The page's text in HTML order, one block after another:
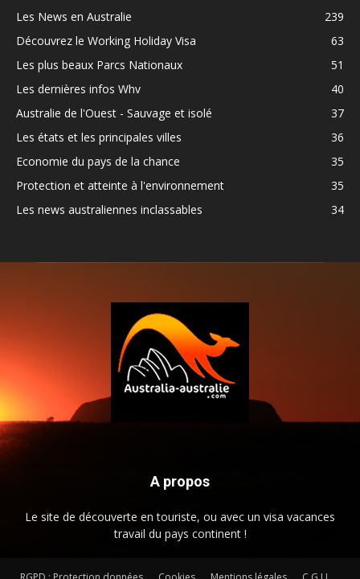
Les News en Australie
239
Découvrez le Working Holiday Visa
63
Les plus beaux Parcs Nationaux
51
Les dernières infos Whv
40
Australie de l'Ouest - Sauvage et isolé
37
Les états et les principales villes
36
Economie du pays de la chance
35
Protection et atteinte à l'environnement
35
Les news australiennes inclassables
34
A propos
Le site de découverte en touriste, ou avec un visa vacances
travail du pays continent !